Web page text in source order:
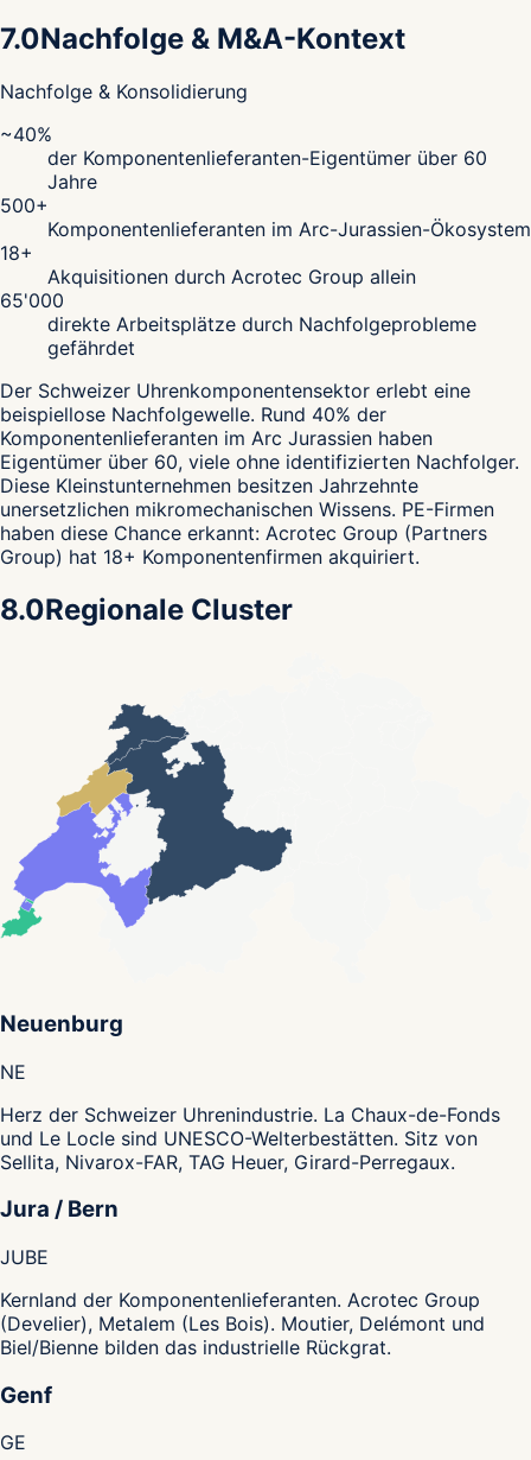
7.0Nachfolge & M&A-Kontext
Nachfolge & Konsolidierung
~40%
der Komponentenlieferanten-Eigentümer über 60
Jahre
500+
Komponentenlieferanten im Arc-Jurassien-Ökosystem
18+
Akquisitionen durch Acrotec Group allein
65'000
direkte Arbeitsplätze durch Nachfolgeprobleme
gefährdet
Der Schweizer Uhrenkomponentensektor erlebt eine
beispiellose Nachfolgewelle. Rund 40% der
Komponentenlieferanten im Arc Jurassien haben
Eigentümer über 60, viele ohne identifizierten Nachfolger.
Diese Kleinstunternehmen besitzen Jahrzehnte
unersetzlichen mikromechanischen Wissens. PE-Firmen
haben diese Chance erkannt: Acrotec Group (Partners
Group) hat 18+ Komponentenfirmen akquiriert.
8.0Regionale Cluster
Neuenburg
NE
Herz der Schweizer Uhrenindustrie. La Chaux-de-Fonds
und Le Locle sind UNESCO-Welterbestätten. Sitz von
Sellita, Nivarox-FAR, TAG Heuer, Girard-Perregaux.
Jura / Bern
JUBE
Kernland der Komponentenlieferanten. Acrotec Group
(Develier), Metalem (Les Bois). Moutier, Delémont und
Biel/Bienne bilden das industrielle Rückgrat.
Genf
GE